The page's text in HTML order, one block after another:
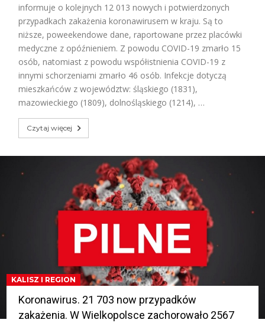
informuje o kolejnych 12 013 nowych i potwierdzonych
przypadkach zakażenia koronawirusem w kraju. Są to
niższe, poweekendowe dane, raportowane przez placówki
medyczne z opóźnieniem. Z powodu COVID-19 zmarło 15
osób, natomiast z powodu współistnienia COVID-19 z
innymi schorzeniami zmarło 46 osób. Infekcje dotyczą
mieszkańców z województw: śląskiego (1831),
mazowieckiego (1809), dolnośląskiego (1214), …
Czytaj więcej
KALISZ I REGION
Koronawirus. 21 703 now przypadków
zakażenia. W Wielkopolsce zachorowało 2567